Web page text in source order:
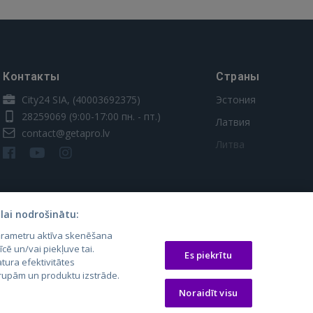
Контакты
City24 SIA, (40003692375)
28259069 (9:00-17:00 пн. - пт.)
contact@getapro.lv
Страны
Эстония
Латвия
Литва
nodrošinātu:
aktīva skenēšana
un/vai piekļuve tai.
efektivitātes
un produktu izstrāde.
Es piekrītu
Noraidīt visu